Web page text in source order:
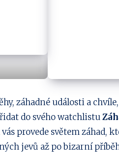
záhadné události a
do svého watchlistu
provede světem záhad,
jevů až po bizarní